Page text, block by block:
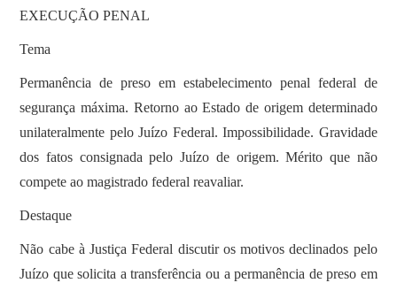
EXECUÇÃO PENAL
Tema
Permanência de preso em estabelecimento penal federal de
segurança máxima. Retorno ao Estado de origem determinado
unilateralmente pelo Juízo Federal. Impossibilidade. Gravidade
dos fatos consignada pelo Juízo de origem. Mérito que não
compete ao magistrado federal reavaliar.
Destaque
Não cabe à Justiça Federal discutir os motivos declinados pelo
Juízo que solicita a transferência ou a permanência de preso em